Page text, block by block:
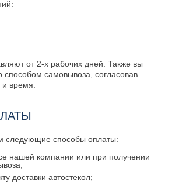
от 2-х рабочих дней. Также вы
способом самовывоза, согласовав
и время.
следующие способы оплаты:
нашей компании или при получении
доставки автостекол;